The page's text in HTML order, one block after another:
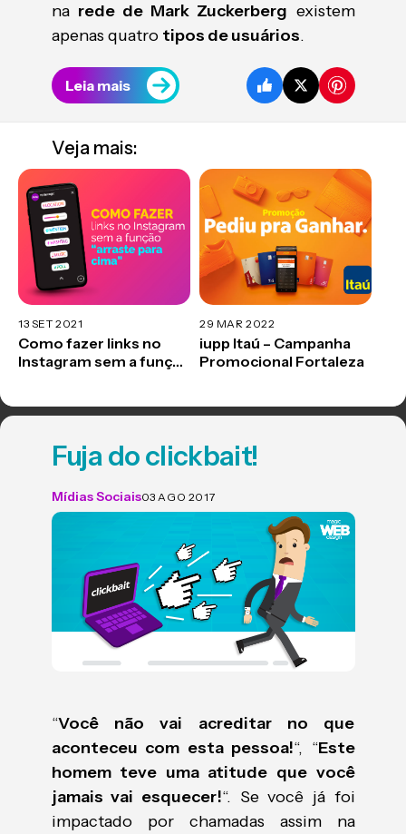
na rede de Mark Zuckerberg existem
apenas quatro tipos de usuários.
Leia mais
Veja mais:
13 SET 2021
Como fazer links no
Instagram sem a função
29 MAR 2022
iupp Itaú – Campanha
Promocional Fortaleza
Fuja do clickbait!
Mídias Sociais03 AGO 2017
“Você não vai acreditar no que
aconteceu com esta pessoa!“, “Este
homem teve uma atitude que você
jamais vai esquecer!“. Se você já foi
impactado por chamadas assim na